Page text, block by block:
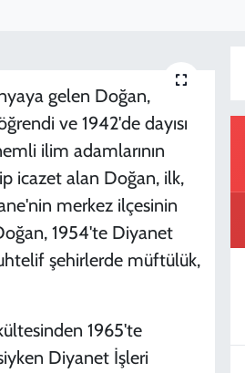
gelen Doğan,
ve 1942'de dayısı
ilim adamlarının
icazet alan Doğan, ilk,
merkez ilçesinin
1954'te Diyanet
şehirlerde müftülük,
1965'te
Diyanet İşleri